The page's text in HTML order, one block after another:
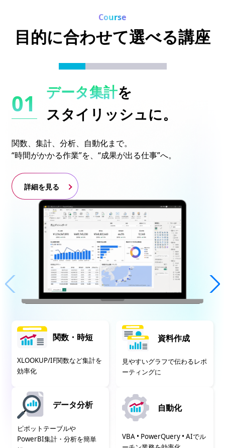
Course
目的に合わせて選べる講座
データ集計を
スタイリッシュに。
関数、集計、分析、自動化まで。
“時間がかかる作業”を、“成果が出る仕事”へ。
詳細を見る
関数・時短
XLOOKUP/IF関数など集計を
効率化
資料作成
見やすいグラフで伝わるレポ
ーティングに
データ分析
ピポットテーブルや
PowerBI集計・分析を簡単
自動化
VBA • PowerQuery • AIでル